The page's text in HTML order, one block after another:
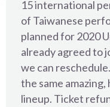
15 international
of Taiwanese
planned for 2020
already agreed to
we can
the same
lineup. Ticket